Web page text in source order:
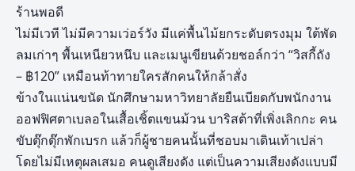
ร้านพอดี
ไม่มีเวที ไม่มีความเว่อร์วัง มีแค่พื้นไม้ยกระดับตรงมุม ใต้พัด
ลมเก่าๆ พื้นเหนียวหนึบ และเมนูเขียนด้วยชอล์กว่า “วิสกี้ถัง
– ฿120” เหมือนท้าทายใครสักคนให้กล้าสั่ง
ข้างในแน่นขนัด นักศึกษามหาวิทยาลัยยืนเบียดกับพนักงาน
ออฟฟิศตาเบลอในเสื้อเชิ้ตแขนม้วน บาริสต้าที่เพิ่งเลิกกะ คน
ขับตุ๊กตุ๊กพักเบรก แล้วก็ผู้ชายคนนั้นที่ชอบมาเดินเท้าเปล่า
โดยไม่มีเหตุผลเสมอ คนดูเสียงดัง แต่เป็นความเสียงดังแบบมี